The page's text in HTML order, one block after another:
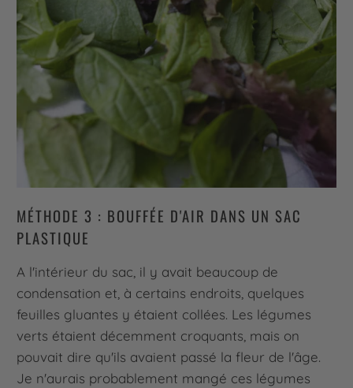
MÉTHODE 3 : BOUFFÉE D'AIR DANS UN SAC
PLASTIQUE
A l'intérieur du sac, il y avait beaucoup de
condensation et, à certains endroits, quelques
feuilles gluantes y étaient collées. Les légumes
verts étaient décemment croquants, mais on
pouvait dire qu'ils avaient passé la fleur de l'âge.
Je n'aurais probablement mangé ces légumes